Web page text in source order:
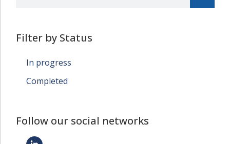
Filter by Status
In progress
Completed
Follow our social networks